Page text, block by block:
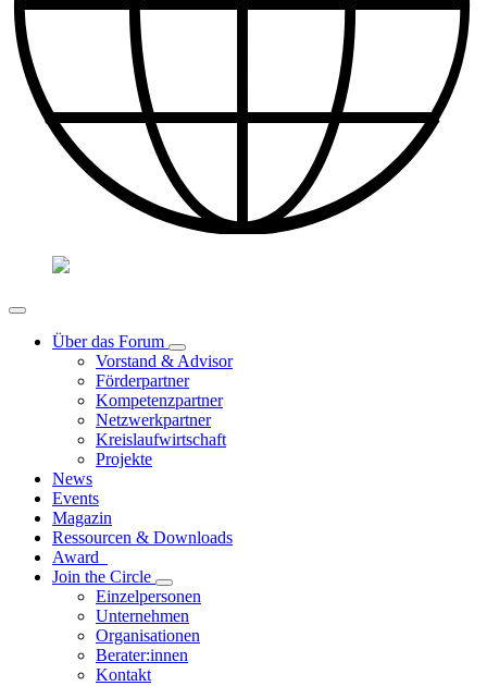
Über das Forum
Vorstand & Advisor
Förderpartner
Kompetenzpartner
Netzwerkpartner
Kreislaufwirtschaft
Projekte
News
Events
Magazin
Ressourcen & Downloads
Award
Join the Circle
Einzelpersonen
Unternehmen
Organisationen
Berater:innen
Kontakt